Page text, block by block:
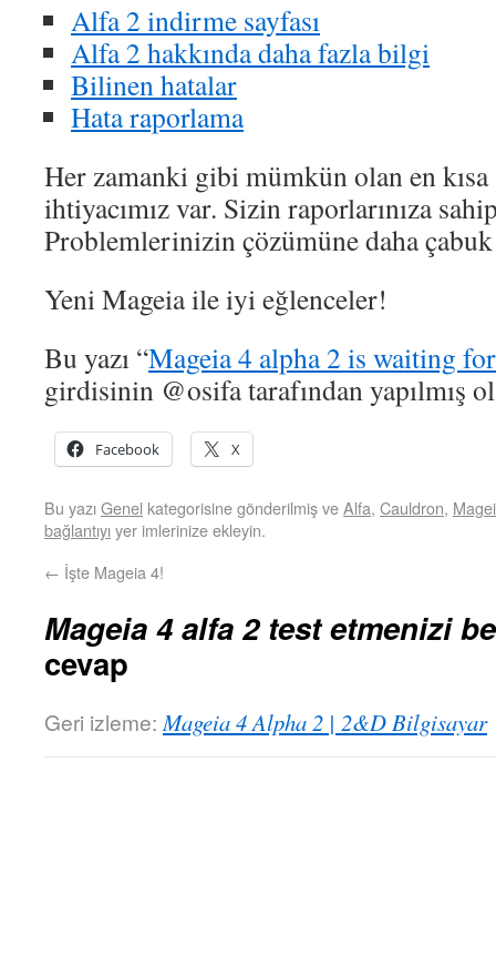
Alfa 2 indirme sayfası
Alfa 2 hakkında daha fazla bilgi
Bilinen hatalar
Hata raporlama
Her zamanki gibi mümkün olan en kısa
ihtiyacımız var. Sizin raporlarınıza
Problemlerinizin çözümüne daha
Yeni Mageia ile iyi eğlenceler!
Bu yazı “Mageia 4 alpha 2 is waiting
girdisinin @osifa tarafından yapılmış
Facebook X
Bu yazı Genel kategorisine gönderilmiş veAlfa, Cauldron,
bağlantıyı yer imlerinize ekleyin.
← İşte Mageia 4!
Mageia 4 alfa 2 test etmenizi
cevap
Geri izleme: Mageia 4 Alpha 2 | 2&D Bilgisayar